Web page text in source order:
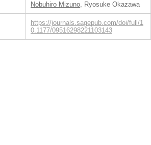
Nobuhiro Mizuno, Ryosuke Okazawa
https://journals.sagepub.com/doi/full/1
0.1177/09516298221103143